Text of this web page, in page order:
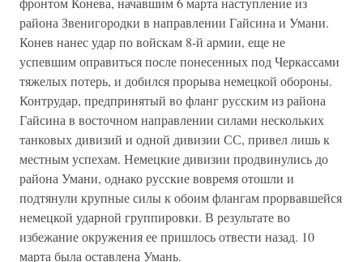
района Звенигородки в направлении Гайсина и Умани.
Конев нанес удар по войскам 8-й армии, еще не
успевшим оправиться после понесенных под Черкассами
тяжелых потерь, и добился прорыва немецкой обороны.
Контрудар, предпринятый во фланг русским из района
Гайсина в восточном направлении силами нескольких
танковых дивизий и одной дивизии СС, привел лишь к
местным успехам. Немецкие дивизии продвинулись до
района Умани, однако русские вовремя отошли и
подтянули крупные силы к обоим флангам прорвавшейся
немецкой ударной группировки. В результате во
избежание окружения ее пришлось отвести назад. 10
марта была оставлена Умань.